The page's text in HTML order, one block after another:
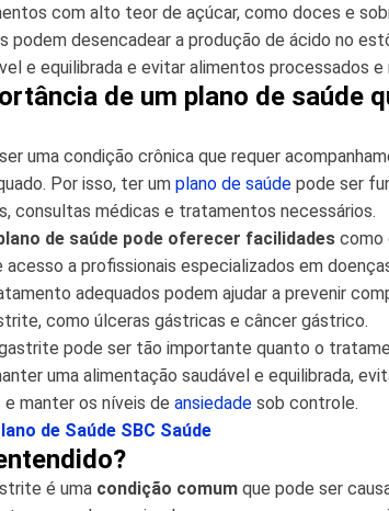
com alto teor de açúcar, como doces e
podem desencadear a produção de ácido no
e equilibrada e evitar alimentos processados
de um plano de saúde
uma condição crônica que requer
Por isso, ter um plano de saúde pode ser
consultas médicas e tratamentos necessários.
de saúde pode oferecer facilidades como
a profissionais especializados em
adequados podem ajudar a prevenir
como úlceras gástricas e câncer gástrico.
pode ser tão importante quanto o
uma alimentação saudável e equilibrada,
manter os níveis de ansiedade sob controle.
de Saúde SBC Saúde
é uma condição comum que pode ser